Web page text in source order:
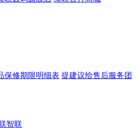
保修期限明细表 提建议给售后服务团
智联